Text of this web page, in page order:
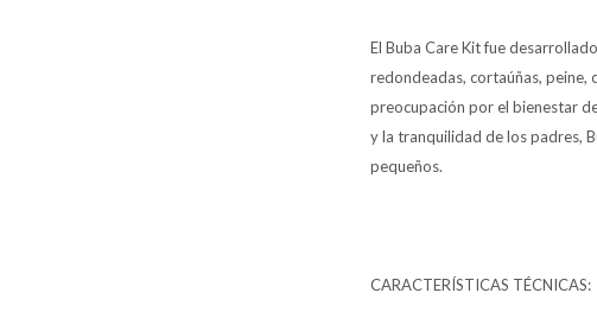
El Buba Care Kit fue
redondeadas, cortaúñas, peine,
preocupación por el bienestar
y la tranquilidad de los padres,
pequeños.
CARACTERÍSTICAS TÉCNICAS: